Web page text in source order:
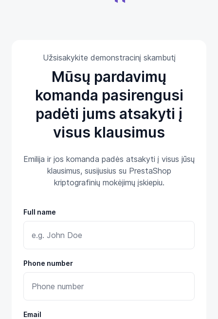
Užsisakykite demonstracinį skambutį
Mūsų pardavimų
komanda pasirengusi
padėti jums atsakyti į
visus klausimus
Emilija ir jos komanda padės atsakyti į visus jūsų
klausimus, susijusius su PrestaShop
kriptografinių mokėjimų įskiepiu.
Full name
Phone number
Email